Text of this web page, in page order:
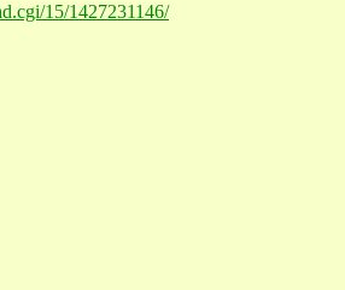
15/1427231146/